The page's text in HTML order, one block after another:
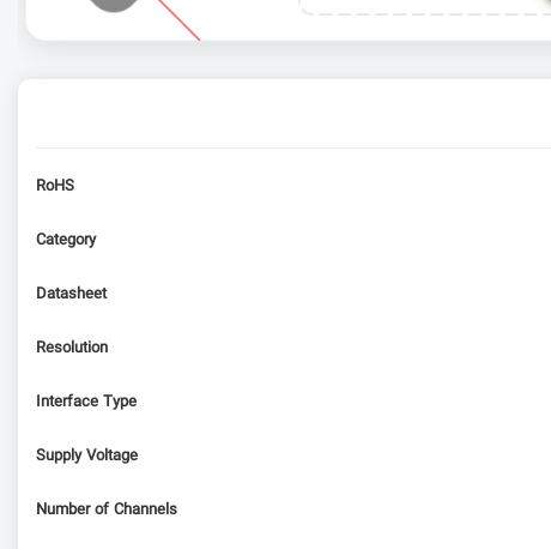
RoHS
Category
Datasheet
Resolution
Interface Type
Supply Voltage
Number of Channels